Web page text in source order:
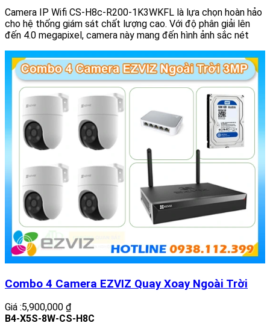
Camera IP Wifi CS-H8c-R200-1K3WKFL là lựa chọn hoàn hảo
cho hệ thống giám sát chất lượng cao. Với độ phân giải lên
đến 4.0 megapixel, camera này mang đến hình ảnh sắc nét
Combo 4 Camera EZVIZ Quay Xoay Ngoài Trời
Giá :5,900,000 ₫
B4-X5S-8W-CS-H8C